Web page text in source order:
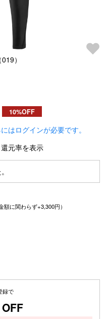
）
10%OFF
はログインが必要です。
元率を表示
額に関わらず+3,300円）
録で
OFF